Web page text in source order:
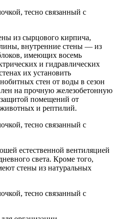
из сырцового кирпича,
внутренние стены — из
имеющих восемь
и гидравлических
их установить
стен от воды в сезон
на прочную железобетонную
защитой помещений от
и рептилий.
естественной вентиляцией
света. Кроме того,
стены из натуральных